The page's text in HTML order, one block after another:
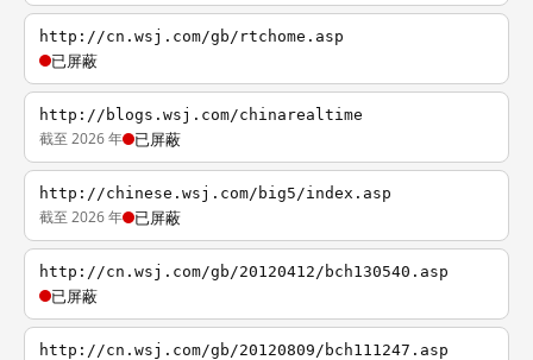
http://cn.wsj.com/gb/rtchome.asp
已屏蔽
http://blogs.wsj.com/chinarealtime
截至 2026 年 已屏蔽
http://chinese.wsj.com/big5/index.asp
截至 2026 年 已屏蔽
http://cn.wsj.com/gb/20120412/bch130540.asp
已屏蔽
http://cn.wsj.com/gb/20120809/bch111247.asp